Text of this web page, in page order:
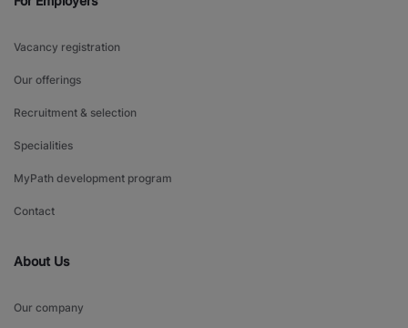
Vacancy registration
Our offerings
Recruitment & selection
Specialities
MyPath development program
Contact
About Us
Our company